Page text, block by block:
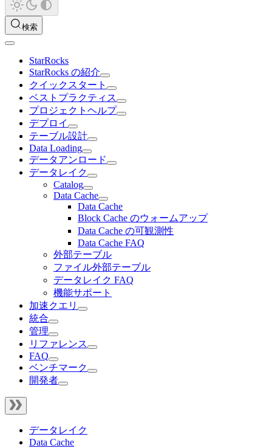
検索
StarRocks
StarRocks の紹介
クイックスタート
ベストプラクティス
プロジェクトヘルプ
デプロイ
テーブル設計
Data Loading
データアンロード
データレイク
Catalog
Data Cache
Data Cache
Block Cache のウォームアップ
Data Cache の可観測性
Data Cache FAQ
外部テーブル
ファイル外部テーブル
データレイク FAQ
機能サポート
加速クエリ
統合
管理
リファレンス
FAQ
ベンチマーク
開発者
データレイク
Data Cache